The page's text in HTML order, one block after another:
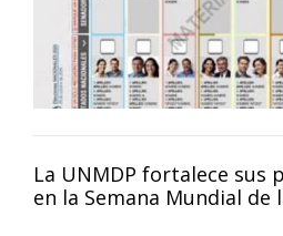
La UNMDP fortalece sus
en la Semana Mundial de